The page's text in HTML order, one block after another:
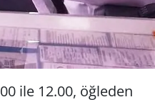
ile 12.00, öğ­le­den